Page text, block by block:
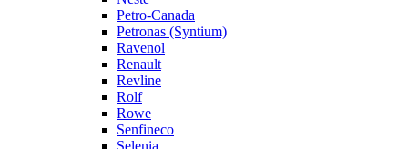
Petro-Canada
Petronas (Syntium)
Ravenol
Renault
Revline
Rolf
Rowe
Senfineco
Selenia